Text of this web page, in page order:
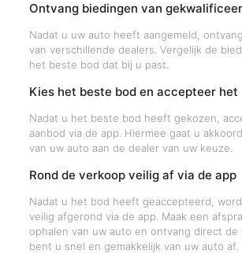
Ontvang biedingen van
Nadat u uw auto heeft aangemeld,
van verschillende dealers. Vergelijk de
het beste bod dat bij u past.
Kies het beste bod en accepteer het
Nadat u het beste bod heeft gekozen,
aanbod via de app. Hiermee gaat u
van uw auto aan de dealer van uw keuze.
Rond de verkoop veilig af via de app
Nadat u het bod heeft geaccepteerd,
veilig afgerond via de app. Maak een
ophalen van uw auto en ontvang direct de
bent u snel en gemakkelijk van uw auto af.